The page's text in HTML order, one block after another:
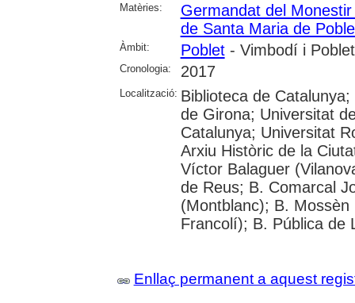
Matèries:
Germandat del
de Santa Maria de
Àmbit: Poblet- Vimbodí i Poblet
Cronologia: 2017
Localització: Biblioteca de
de Girona; Universitat
Catalunya; Universitat
Arxiu Històric de la
Víctor Balaguer
de Reus; B. Comarcal
(Montblanc); B.
Francolí); B. Pública de
Enllaç permanent a aquest